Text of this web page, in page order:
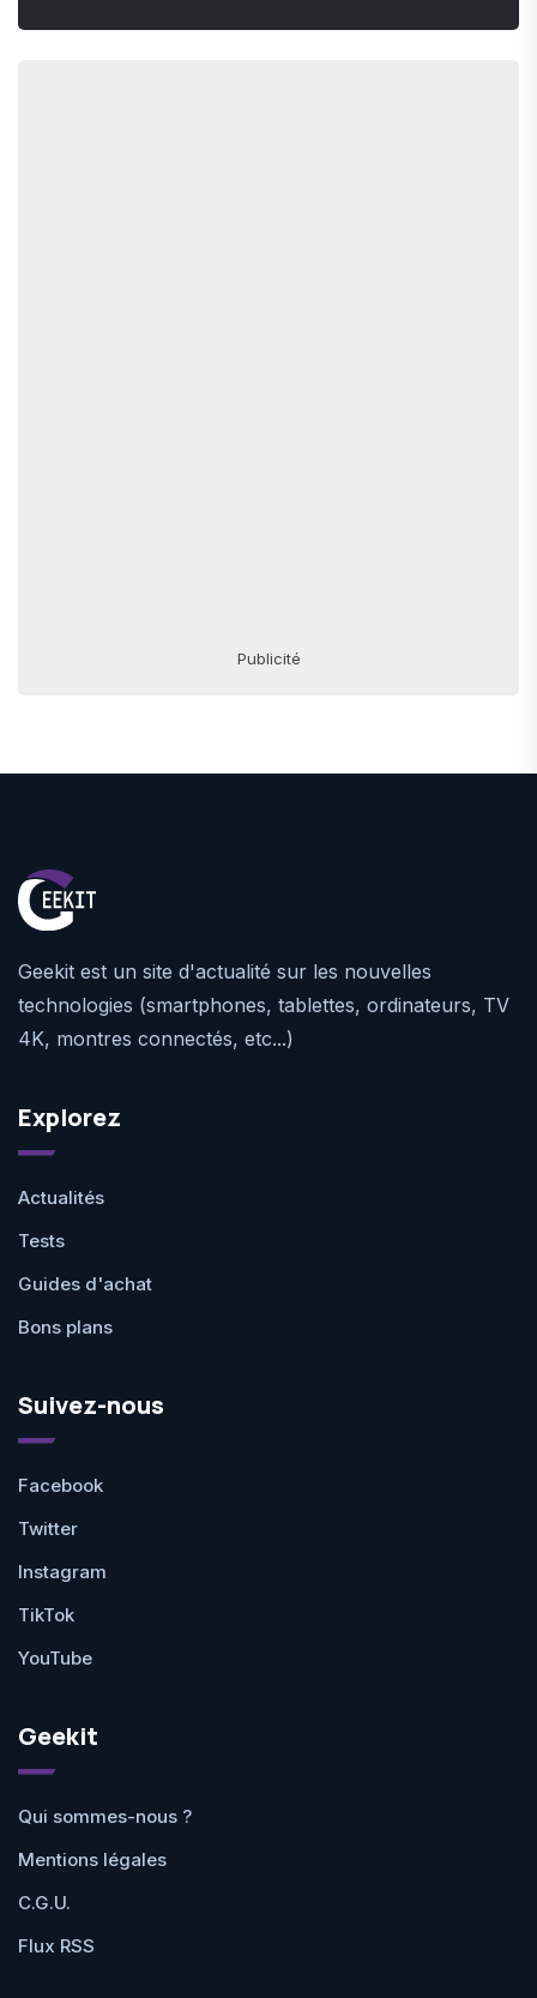
Publicité
Geekit est un site d'actualité sur les nouvelles
technologies (smartphones, tablettes, ordinateurs, TV
4K, montres connectés, etc...)
Explorez
Actualités
Tests
Guides d'achat
Bons plans
Suivez-nous
Facebook
Twitter
Instagram
TikTok
YouTube
Geekit
Qui sommes-nous ?
Mentions légales
C.G.U.
Flux RSS